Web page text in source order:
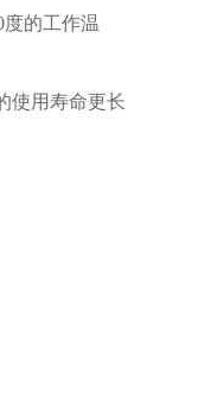
度的工作温
使用寿命更长